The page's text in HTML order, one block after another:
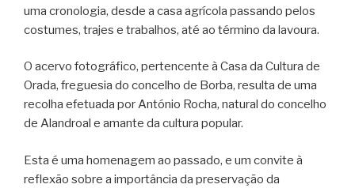
uma cronologia, desde a casa agrícola passando pelos
costumes, trajes e trabalhos, até ao término da lavoura.
O acervo fotográfico, pertencente à Casa da Cultura de
Orada, freguesia do concelho de Borba, resulta de uma
recolha efetuada por António Rocha, natural do concelho
de Alandroal e amante da cultura popular.
Esta é uma homenagem ao passado, e um convite à
reflexão sobre a importância da preservação da